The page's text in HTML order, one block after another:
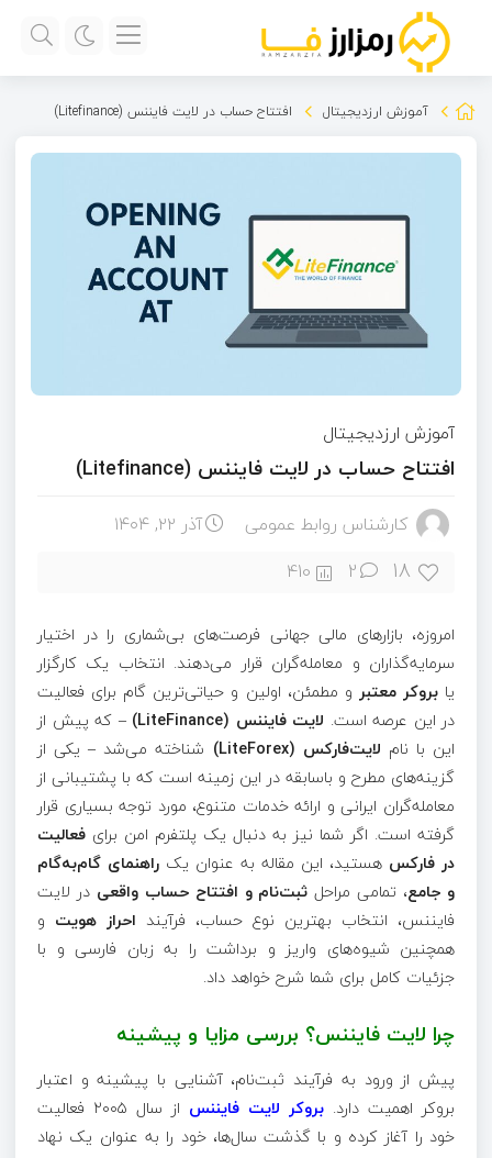
آموزش ارزدیجیتال افتتاح حساب در لایت فایننس (Litefinance)
آموزش ارزدیجیتال
افتتاح حساب در لایت فایننس (Litefinance)
کارشناس روابط عمومی آذر ۲۲, ۱۴۰۴
18
2
410
امروزه، بازارهای مالی جهانی فرصت‌های بی‌شماری را در اختیار
سرمایه‌گذاران و معامله‌گران قرار می‌دهند. انتخاب یک کارگزار
یابروکر معتبر و مطمئن، اولین و حیاتی‌ترین گام برای فعالیت
در این عرصه است. لایت‌ فایننس (LiteFinance)
– که پیش از
این با نام لایت‌فارکس (LiteForex)
شناخته می‌شد – یکی از
گزینه‌های مطرح و باسابقه در این زمینه است که با پشتیبانی از
معامله‌گران ایرانی و ارائه خدمات متنوع، مورد توجه بسیاری قرار
گرفته است. اگر شما نیز به دنبال یک پلتفرم امن برای فعالیت
در فارکس هستید، این مقاله به عنوان یک راهنمای گام‌به‌گام
و جامع، تمامی مراحل ثبت‌نام و افتتاح حساب واقعی در لایت‌
فایننس، انتخاب بهترین نوع حساب، فرآیند احراز هویت و
همچنین شیوه‌های واریز و برداشت را به زبان فارسی و با
جزئیات کامل برای شما شرح خواهد داد.
چرا لایت‌ فایننس؟ بررسی مزایا و پیشینه
پیش از ورود به فرآیند ثبت‌نام، آشنایی با پیشینه و اعتبار
بروکر اهمیت دارد. بروکر لایت‌ فایننس
از سال ۲۰۰۵ فعالیت
خود را آغاز کرده و با گذشت سال‌ها، خود را به عنوان یک نهاد